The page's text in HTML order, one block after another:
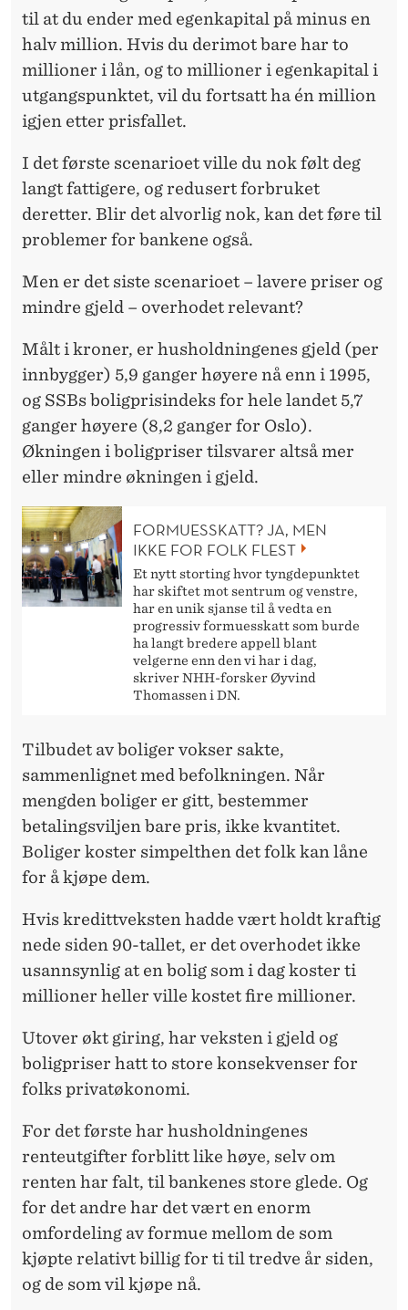
til at du ender med egenkapital på minus en
halv million. Hvis du derimot bare har to
millioner i lån, og to millioner i egenkapital i
utgangspunktet, vil du fortsatt ha én million
igjen etter prisfallet.
I det første scenarioet ville du nok følt deg
langt fattigere, og redusert forbruket
deretter. Blir det alvorlig nok, kan det føre til
problemer for bankene også.
Men er det siste scenarioet – lavere priser og
mindre gjeld – overhodet relevant?
Målt i kroner, er husholdningenes gjeld (per
innbygger) 5,9 ganger høyere nå enn i 1995,
og SSBs boligprisindeks for hele landet 5,7
ganger høyere (8,2 ganger for Oslo).
Økningen i boligpriser tilsvarer altså mer
eller mindre økningen i gjeld.
FORMUESSKATT? JA, MEN
IKKE FOR FOLK FLEST
Et nytt storting hvor tyngdepunktet
har skiftet mot sentrum og venstre,
har en unik sjanse til å vedta en
progressiv formuesskatt som burde
ha langt bredere appell blant
velgerne enn den vi har i dag,
skriver NHH-forsker Øyvind
Thomassen i DN.
Tilbudet av boliger vokser sakte,
sammenlignet med befolkningen. Når
mengden boliger er gitt, bestemmer
betalingsviljen bare pris, ikke kvantitet.
Boliger koster simpelthen det folk kan låne
for å kjøpe dem.
Hvis kredittveksten hadde vært holdt kraftig
nede siden 90-tallet, er det overhodet ikke
usannsynlig at en bolig som i dag koster ti
millioner heller ville kostet fire millioner.
Utover økt giring, har veksten i gjeld og
boligpriser hatt to store konsekvenser for
folks privatøkonomi.
For det første har husholdningenes
renteutgifter forblitt like høye, selv om
renten har falt, til bankenes store glede. Og
for det andre har det vært en enorm
omfordeling av formue mellom de som
kjøpte relativt billig for ti til tredve år siden,
og de som vil kjøpe nå.